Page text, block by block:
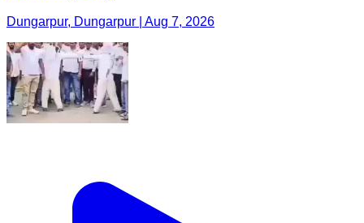
Dungarpur, Dungarpur | Aug 7, 2026